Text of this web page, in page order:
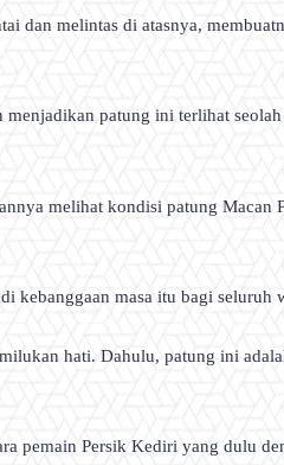
dan melintas di atasnya,
patung ini terlihat
melihat kondisi patung Macan
kebanggaan masa itu bagi seluruh
hati. Dahulu, patung ini
pemain Persik Kediri yang dulu